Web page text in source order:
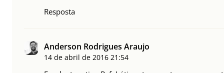
Resposta
Anderson Rodrigues Araujo
14 de abril de 2016 21:54